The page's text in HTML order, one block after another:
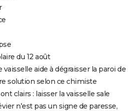
du 12 août
aide à dégraisser la paroi de
solution selon ce chimiste
clairs : laisser la vaisselle sale
n'est pas un signe de paresse,